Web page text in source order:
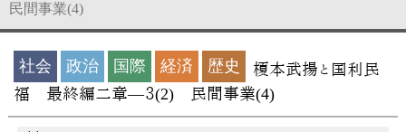
民間事業(4)
社会 政治 国際 経済 歴史
榎本武揚と国利民
福 最終編二章―３(2) 民間事業(4)